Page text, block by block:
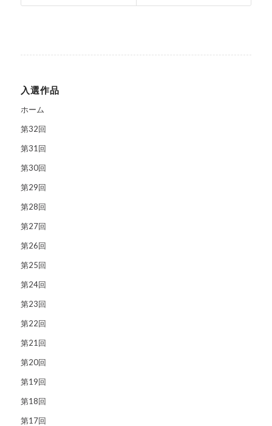
入選作品
ホーム
第32回
第31回
第30回
第29回
第28回
第27回
第26回
第25回
第24回
第23回
第22回
第21回
第20回
第19回
第18回
第17回